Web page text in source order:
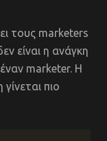
τους marketers
είναι η ανάγκη
έναν marketer. Η
πιο